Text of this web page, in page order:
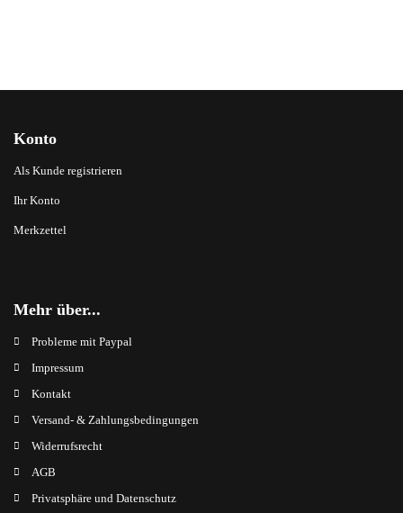
Konto
Als Kunde registrieren
Ihr Konto
Merkzettel
Mehr über...
Probleme mit Paypal
Impressum
Kontakt
Versand- & Zahlungsbedingungen
Widerrufsrecht
AGB
Privatsphäre und Datenschutz